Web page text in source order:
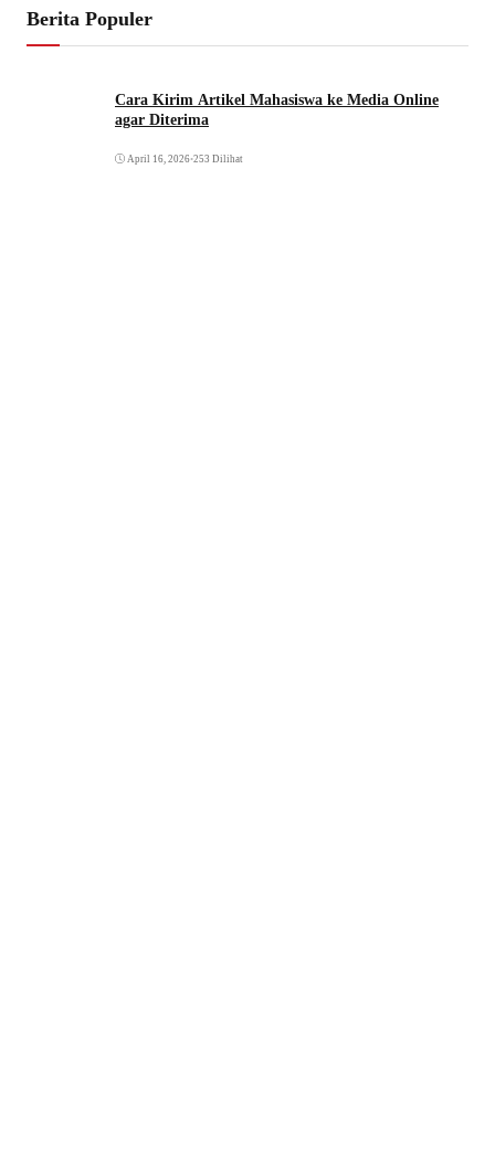
Berita Populer
Cara Kirim Artikel Mahasiswa ke Media Online
agar Diterima
April 16, 2026•253 Dilihat